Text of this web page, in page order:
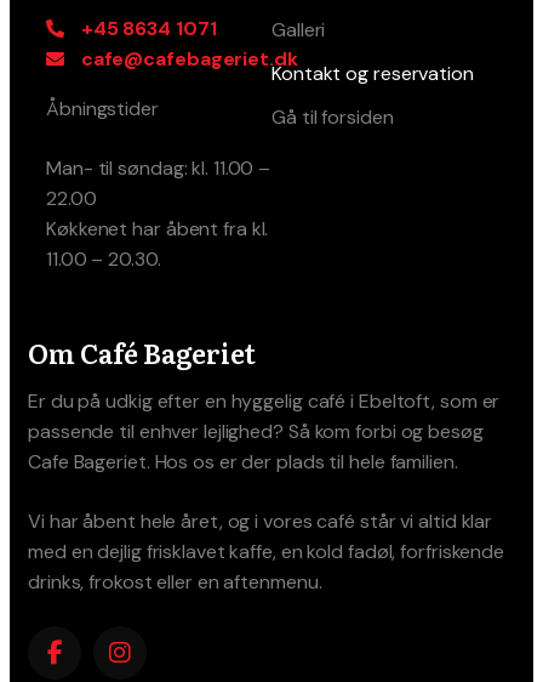
Om Café Bageriet
Er du på udkig efter en hyggelig café i Ebeltoft, som er
passende til enhver lejlighed? Så kom forbi og besøg
Cafe Bageriet. Hos os er der plads til hele familien.
Vi har åbent hele året, og i vores café står vi altid klar
med en dejlig frisklavet kaffe, en kold fadøl, forfriskende
drinks, frokost eller en aftenmenu.
Galleri
Kontakt og reservation
Gå til forsiden
+45 8634 1071
cafe@cafebageriet.dk
Åbningstider
Man- til søndag: kl. 11.00 –
22.00
Køkkenet har åbent fra kl.
11.00 – 20.30.